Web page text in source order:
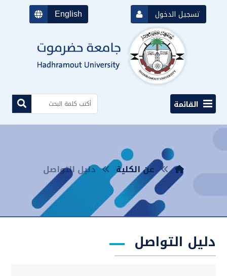
English تسجيل الدخول
القائمة
عن الكلية دليل التواصل
دليل التواصل